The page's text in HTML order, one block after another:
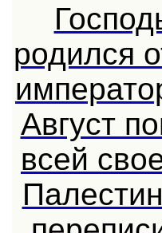
родился
Август
всей